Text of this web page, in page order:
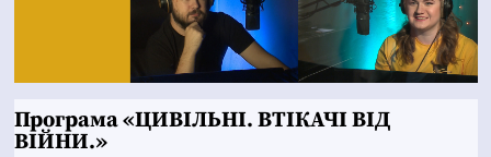
Програма «ЦИВІЛЬНІ. ВТІКАЧІ ВІД
ВІЙНИ.»